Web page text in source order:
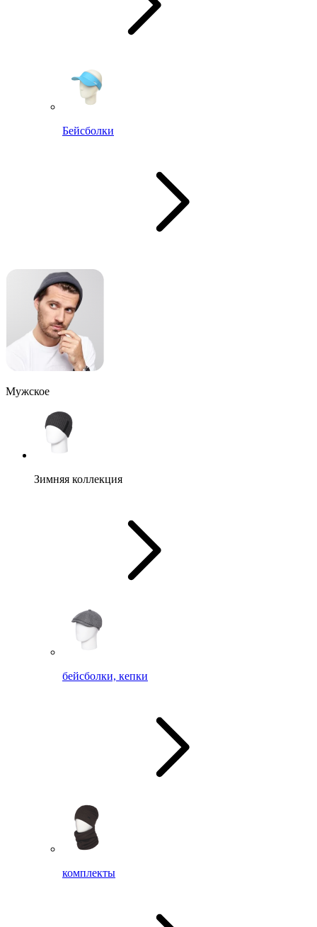
Бейсболки
Мужское
Зимняя коллекция
бейсболки, кепки
комплекты